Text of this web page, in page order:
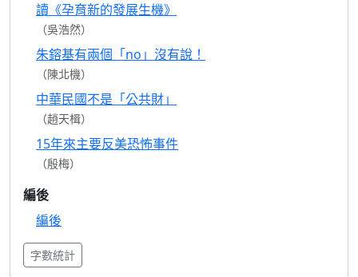
讀《孕育新的發展生機》
（吳浩然）
朱鎔基有兩個「no」沒有說！
（陳北機）
中華民國不是「公共財」
（趙天楫）
15年來主要反美恐怖事件
（殷梅）
編後
編後
字數統計